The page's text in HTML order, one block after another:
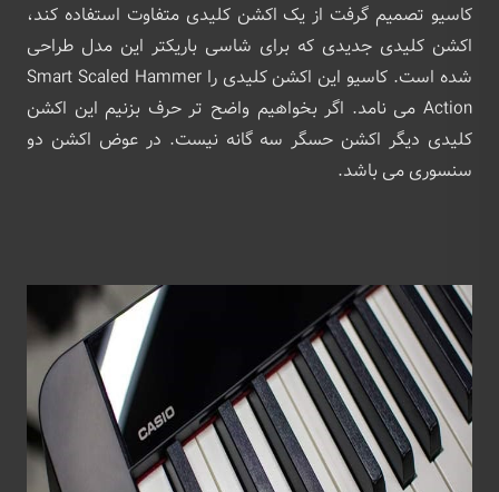
کاسیو تصمیم گرفت از یک اکشن کلیدی متفاوت استفاده کند،
اکشن کلیدی جدیدی که برای شاسی باریکتر این مدل طراحی
شده است. کاسیو این اکشن کلیدی را Smart Scaled Hammer
Action می نامد. اگر بخواهیم واضح تر حرف بزنیم این اکشن
کلیدی دیگر اکشن حسگر سه گانه نیست. در عوض اکشن دو
سنسوری می باشد.